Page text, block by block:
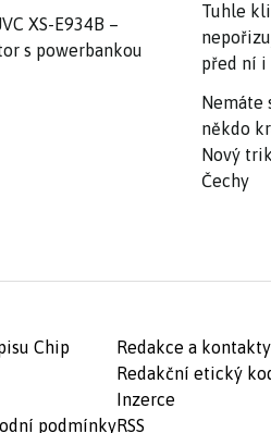
XS-E934B –
s powerbankou
Tuhle
před ní i
Nemáte
někdo
Nový
Čechy
Chip
podmínky
Redakce a kontakty
Redakční etický
Inzerce
RSS